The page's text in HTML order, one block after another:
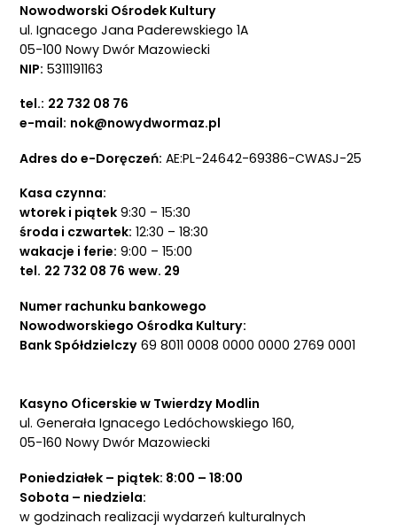
Nowodworski Ośrodek Kultury
ul. Ignacego Jana Paderewskiego 1A
05-100 Nowy Dwór Mazowiecki
NIP: 5311191163
tel.: 22 732 08 76
e-mail: nok@nowydwormaz.pl
Adres do e-Doręczeń: AE:PL-24642-69386-CWASJ-25
Kasa czynna:
wtorek i piątek9:30 – 15:30
środa i czwartek: 12:30 – 18:30
wakacje i ferie: 9:00 – 15:00
tel. 22 732 08 76 wew. 29
Numer rachunku bankowego
Nowodworskiego Ośrodka Kultury:
Bank Spółdzielczy69 8011 0008 0000 0000 2769 0001
Kasyno Oficerskie w Twierdzy Modlin
ul. Generała Ignacego Ledóchowskiego 160,
05-160 Nowy Dwór Mazowiecki
Poniedziałek – piątek: 8:00 – 18:00
Sobota – niedziela:
w godzinach realizacji wydarzeń kulturalnych